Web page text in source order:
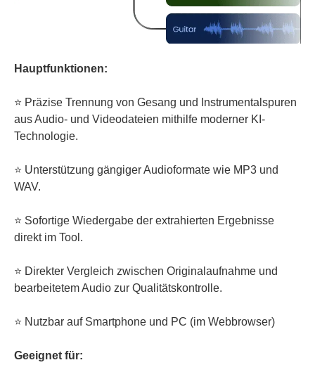
Hauptfunktionen:
⭐ Präzise Trennung von Gesang und Instrumentalspuren
aus Audio- und Videodateien mithilfe moderner KI-
Technologie.
⭐ Unterstützung gängiger Audioformate wie MP3 und
WAV.
⭐ Sofortige Wiedergabe der extrahierten Ergebnisse
direkt im Tool.
⭐ Direkter Vergleich zwischen Originalaufnahme und
bearbeitetem Audio zur Qualitätskontrolle.
⭐ Nutzbar auf Smartphone und PC (im Webbrowser)
Geeignet für: